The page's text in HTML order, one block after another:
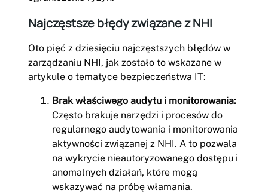
Najczęstsze błędy związane z NHI
Oto pięć z dziesięciu najczęstszych błędów w
zarządzaniu NHI, jak zostało to wskazane w
artykule o tematyce bezpieczeństwa IT:
Brak właściwego audytu i monitorowania:
Często brakuje narzędzi i procesów do
regularnego audytowania i monitorowania
aktywności związanej z NHI. A to pozwala
na wykrycie nieautoryzowanego dostępu i
anomalnych działań, które mogą
wskazywać na próbę włamania.